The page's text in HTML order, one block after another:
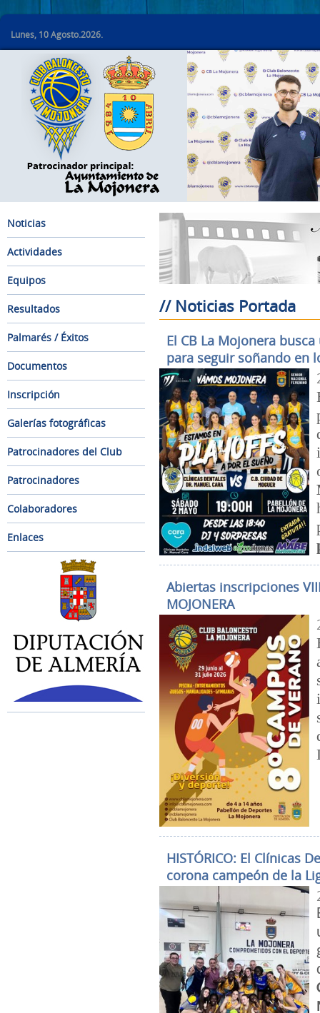
Lunes, 10 Agosto.2026.
Noticias
Actividades
Equipos
Resultados
Palmarés / Éxitos
Documentos
Inscripción
Galerías fotográficas
Patrocinadores del Club
Patrocinadores
Colaboradores
Enlaces
// Noticias Portada
El CB La Mojonera
para seguir soñando en
Abiertas inscripciones
MOJONERA
HISTÓRICO: El Clínicas
corona campeón de la